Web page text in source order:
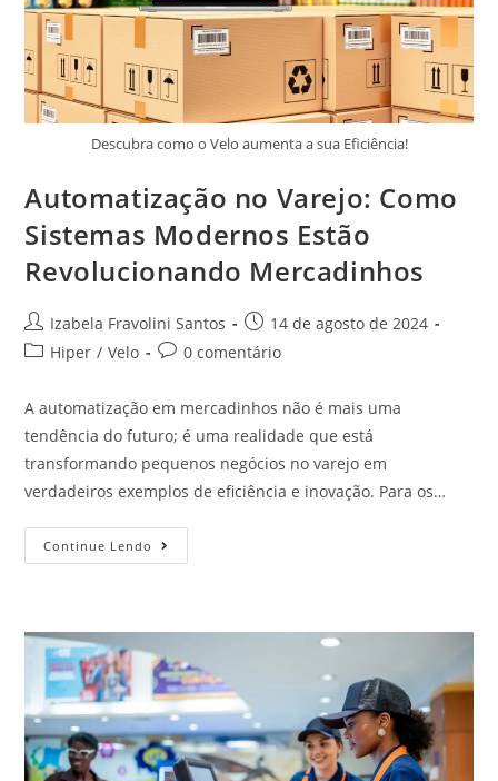
Descubra como o Velo aumenta a sua Eficiência!
Automatização no Varejo: Como
Sistemas Modernos Estão
Revolucionando Mercadinhos
Izabela Fravolini Santos
14 de agosto de 2024
Hiper / Velo 0 comentário
A automatização em mercadinhos não é mais uma
tendência do futuro; é uma realidade que está
transformando pequenos negócios no varejo em
verdadeiros exemplos de eficiência e inovação. Para os…
Continue Lendo